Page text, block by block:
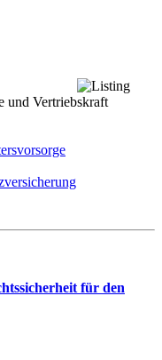
und Vertriebskraft
für den